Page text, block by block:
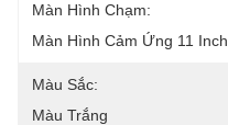
Màn Hình Chạm:
Màn Hình Cảm Ứng 11 Inch
Màu Sắc:
Màu Trắng